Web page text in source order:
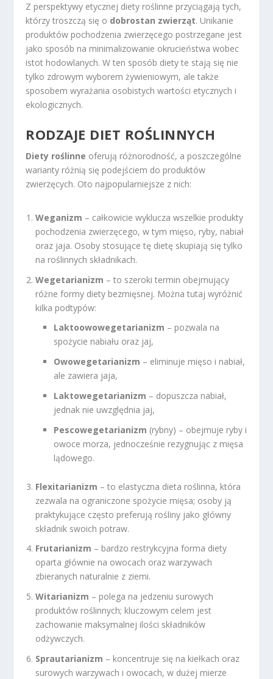
Z perspektywy etycznej diety roślinne przyciągają tych,
którzy troszczą się o dobrostan zwierząt. Unikanie
produktów pochodzenia zwierzęcego postrzegane jest
jako sposób na minimalizowanie okrucieństwa wobec
istot hodowlanych. W ten sposób diety te stają się nie
tylko zdrowym wyborem żywieniowym, ale także
sposobem wyrażania osobistych wartości etycznych i
ekologicznych.
RODZAJE DIET ROŚLINNYCH
Diety roślinne oferują różnorodność, a poszczególne
warianty różnią się podejściem do produktów
zwierzęcych. Oto najpopularniejsze z nich:
Weganizm – całkowicie wyklucza wszelkie produkty
pochodzenia zwierzęcego, w tym mięso, ryby, nabiał
oraz jaja. Osoby stosujące tę dietę skupiają się tylko
na roślinnych składnikach.
Wegetarianizm – to szeroki termin obejmujący
różne formy diety bezmięsnej. Można tutaj wyróżnić
kilka podtypów:
Laktoowowegetarianizm – pozwala na
spożycie nabiału oraz jaj,
Owowegetarianizm – eliminuje mięso i nabiał,
ale zawiera jaja,
Laktowegetarianizm – dopuszcza nabiał,
jednak nie uwzględnia jaj,
Pescowegetarianizm (rybny) – obejmuje ryby i
owoce morza, jednocześnie rezygnując z mięsa
lądowego.
Flexitarianizm – to elastyczna dieta roślinna, która
zezwala na ograniczone spożycie mięsa; osoby ją
praktykujące często preferują rośliny jako główny
składnik swoich potraw.
Frutarianizm – bardzo restrykcyjna forma diety
oparta głównie na owocach oraz warzywach
zbieranych naturalnie z ziemi.
Witarianizm – polega na jedzeniu surowych
produktów roślinnych; kluczowym celem jest
zachowanie maksymalnej ilości składników
odżywczych.
Sprautarianizm – koncentruje się na kiełkach oraz
surowych warzywach i owocach, w dużej mierze